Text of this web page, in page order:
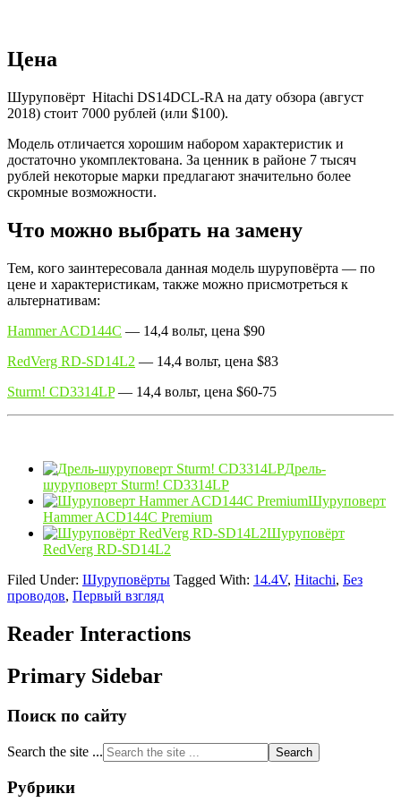
Цена
Шуруповёрт Hitachi DS14DCL-RA на дату обзора (август
2018) стоит 7000 рублей (или $100).
Модель отличается хорошим набором характеристик и
достаточно укомплектована. За ценник в районе 7 тысяч
рублей некоторые марки предлагают значительно более
скромные возможности.
Что можно выбрать на замену
Тем, кого заинтересовала данная модель шуруповёрта — по
цене и характеристикам, также можно присмотреться к
альтернативам:
Hammer ACD144C — 14,4 вольт, цена $90
RedVerg RD-SD14L2 — 14,4 вольт, цена $83
Sturm! CD3314LP— 14,4 вольт, цена $60-75
Дрель-
шуруповерт Sturm! CD3314LP
Шуруповерт
Hammer ACD144C Premium
Шуруповёрт
RedVerg RD-SD14L2
Filed Under: Шуруповёрты Tagged With: 14.4V, Hitachi, Без
проводов, Первый взгляд
Reader Interactions
Primary Sidebar
Поиск по сайту
Search the site ...
Рубрики